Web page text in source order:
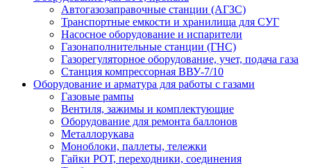
Автогазозаправочные станции (АГЗС)
Транспортные емкости и хранилища для СУГ
Насосное оборудование и испарители
Газонаполнительные станции (ГНС)
Газорегуляторное оборудование, учет, подача газа
Станция компрессорная ВВУ-7/10
Оборудование и арматура для работы с газами
Газовые рампы
Вентиля, зажимы и комплектующие
Оборудование для ремонта баллонов
Металлорукава
Моноблоки, паллеты, тележки
Гайки РОТ, переходники, соединения